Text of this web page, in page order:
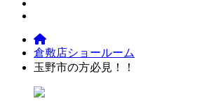
倉敷店ショールーム
玉野市の方必見！！